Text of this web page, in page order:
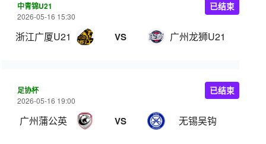
中青锦U21
2026-05-16 15:30
浙江广厦U21 VS 广州龙狮U21
已结束
足协杯
2026-05-16 19:00
广州蒲公英 VS 无锡吴钩
已结束